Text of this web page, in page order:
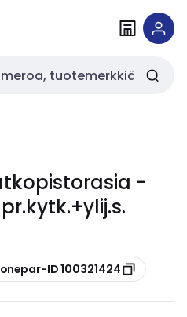
-
pr.kytk.+ylij.s.
ID 100321424